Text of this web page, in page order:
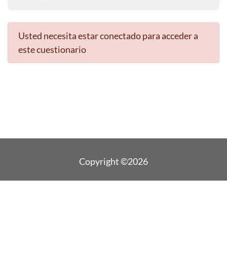
Usted necesita estar conectado para acceder a
este cuestionario
Copyright ©2026